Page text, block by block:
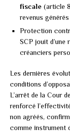
fiscale (article
revenus générés
Protection
SCP jouit d’une
créanciers
Les dernières
conditions
L’arrêt de la Cour
renforcé
non agréés,
comme instrument